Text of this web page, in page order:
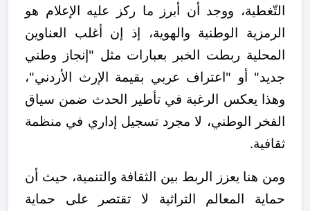
التّغطية، ووجد أن أبرز ما ركز عليه الإعلام هو
الرمزية الوطنية والهوية، إذ إن أغلب العناوين
المحلية ربطت الخبر بعبارات مثل "إنجاز وطني
جديد" أو "اعتراف عربي بقيمة الإرث الأردني"،
وهذا يعكس الرغبة في تأطير الحدث ضمن سياق
الفخر الوطني، لا مجرد تسجيل إداري في منظمة
ثقافية.
ومن هنا يعزز الربط بين الثقافة والتنمية، حيث أن
حماية المعالم التراثية لا تقتصر على حماية